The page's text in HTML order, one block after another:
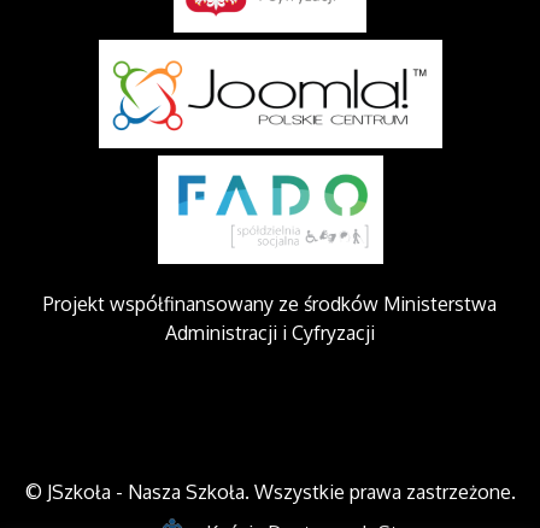
Projekt współfinansowany ze środków Ministerstwa
Administracji i Cyfryzacji
© JSzkoła - Nasza Szkoła. Wszystkie prawa zastrzeżone.